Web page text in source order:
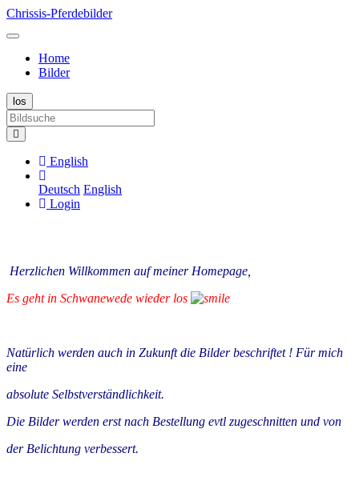
Chrissis-Pferdebilder
Home
Bilder
English
Deutsch English
Login
Herzlichen Willkommen auf meiner Homepage,
Es geht in Schwanewede wieder los
Natürlich werden auch in Zukunft die Bilder beschriftet ! Für mich
eine
absolute Selbstverständlichkeit.
Die Bilder werden erst nach Bestellung evtl zugeschnitten und von
der Belichtung verbessert.